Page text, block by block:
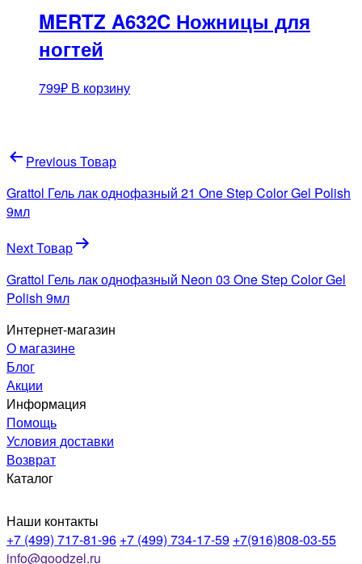
MERTZ A632C Ножницы для
ногтей
799₽ В корзину
Навигация
по
записям
Previous Товар
Grattol Гель лак однофазный 21 One Step Color Gel Polish
9мл
Next Товар
Grattol Гель лак однофазный Neon 03 One Step Color Gel
Polish 9мл
Интернет-магазин
О магазине
Блог
Акции
Информация
Помощь
Условия доставки
Возврат
Каталог
Наши контакты
+7 (499) 717-81-96 +7 (499) 734-17-59 +7(916)808-03-55
info@goodzel.ru